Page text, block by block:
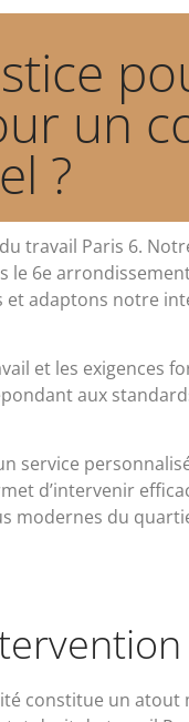
un
?
travail Paris 6.
6e
et adaptons notre
et les exigences
aux
service
d’intervenir
modernes du
constitue un atout